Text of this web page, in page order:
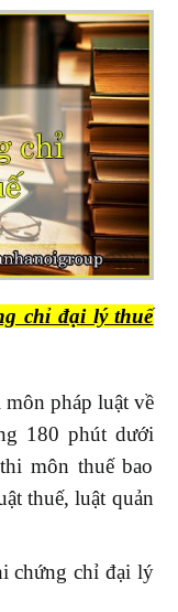
chỉ đại lý thuế
pháp luật về
180 phút dưới
môn thuế bao
thuế, luật quản
chứng chỉ đại lý